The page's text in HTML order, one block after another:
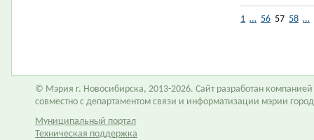
1 … 56 57 58 …
© Мэрия г. Новосибирска, 2013-2026. Сайт разработан компанией
совместно с департаментом связи и информатизации мэрии
Муниципальный портал
Техническая поддержка